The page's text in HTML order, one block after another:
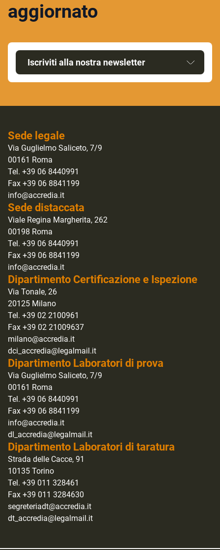
aggiornato
Iscriviti alla nostra newsletter
Sede legale
Via Guglielmo Saliceto, 7/9
00161 Roma
Tel. +39 06 8440991
Fax +39 06 8841199
info@accredia.it
Sede distaccata
Viale Regina Margherita, 262
00198 Roma
Tel. +39 06 8440991
Fax +39 06 8841199
info@accredia.it
Dipartimento Certificazione e Ispezione
Via Tonale, 26
20125 Milano
Tel. +39 02 2100961
Fax +39 02 21009637
milano@accredia.it
dci_accredia@legalmail.it
Dipartimento Laboratori di prova
Via Guglielmo Saliceto, 7/9
00161 Roma
Tel. +39 06 8440991
Fax +39 06 8841199
info@accredia.it
dl_accredia@legalmail.it
Dipartimento Laboratori di taratura
Strada delle Cacce, 91
10135 Torino
Tel. +39 011 328461
Fax +39 011 3284630
segreteriadt@accredia.it
dt_accredia@legalmail.it